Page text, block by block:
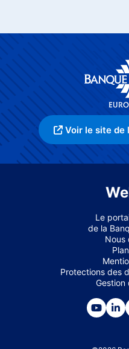
Voir le site de
Le
de la
Nous
Protections des
Gestion